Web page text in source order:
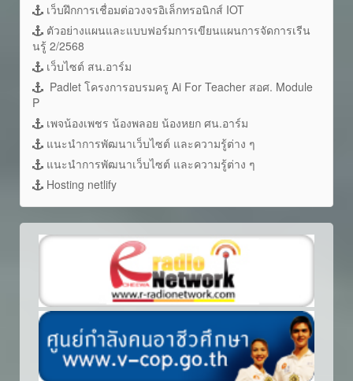
เว็บฝึกการเชื่อมต่อวงจรอิเล็กทรอนิกส์ IOT
ตัวอย่างแผนและแบบฟอร์มการเขียนแผนการจัดการเรีน
นรู้ 2/2568
เว็บไซต์ สน.อาร์ม
Padlet โครงการอบรมครู Ai For Teacher สอศ. Module
P
เพจน้องเพชร น้องพลอย น้องหยก ศน.อาร์ม
แนะนำการพัฒนาเว็บไซต์ และความรู้ต่าง ๆ
แนะนำการพัฒนาเว็บไซต์ และความรู้ต่าง ๆ
Hosting netlify